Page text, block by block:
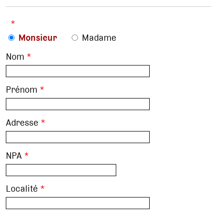
*
Monsieur
Madame
Nom *
Prénom *
Adresse *
NPA *
Localité *